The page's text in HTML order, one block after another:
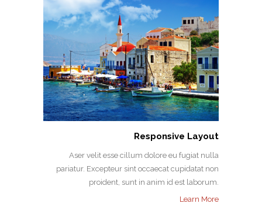
Responsive Layout
Aser velit esse cillum dolore eu fugiat nulla
pariatur. Excepteur sint occaecat cupidatat non
proident, sunt in anim id est laborum.
Learn More